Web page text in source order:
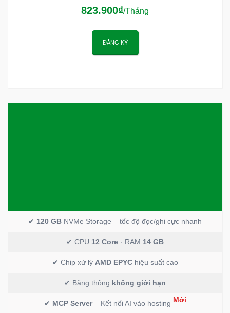
823.900₫/Tháng
ĐĂNG KÝ
✔ 120 GB NVMe Storage – tốc độ đọc/ghi cực nhanh
✔ CPU 12 Core · RAM 14 GB
✔ Chip xử lý AMD EPYChiệu suất cao
✔ Băng thông không giới hạn
✔ MCP Server– Kết nối AI vào hosting Mới